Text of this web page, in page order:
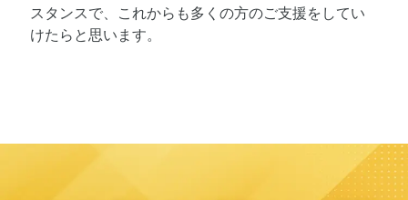
スタンスで、これからも多くの方のご支援をしてい
けたらと思います。